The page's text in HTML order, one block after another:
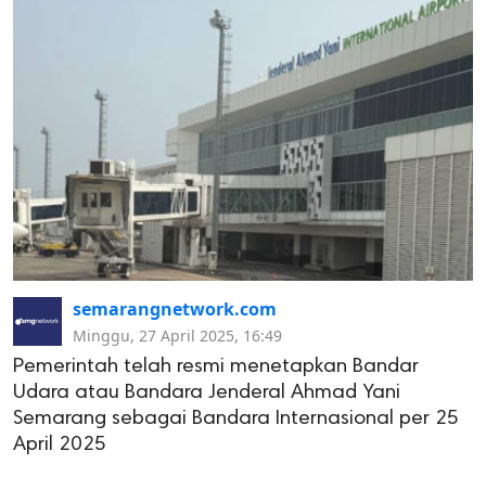
semarangnetwork.com
Minggu, 27 April 2025, 16:49
Pemerintah telah resmi menetapkan Bandar
Udara atau Bandara Jenderal Ahmad Yani
Semarang sebagai Bandara Internasional per 25
April 2025